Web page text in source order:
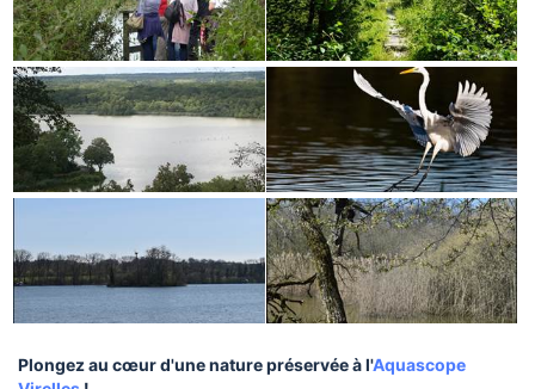
Plongez au cœur d'une nature préservée à l'Aquascope